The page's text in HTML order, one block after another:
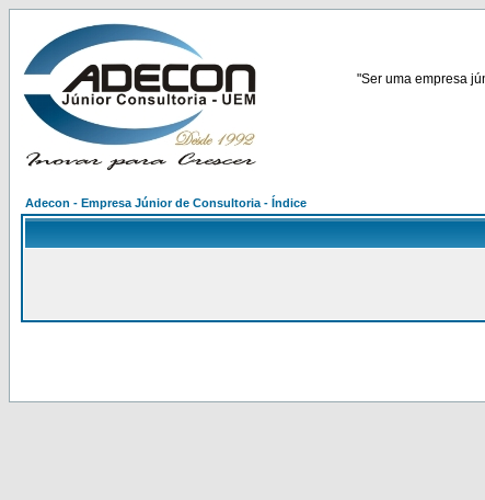
"Ser uma empresa
Adecon - Empresa Júnior de Consultoria - Índice